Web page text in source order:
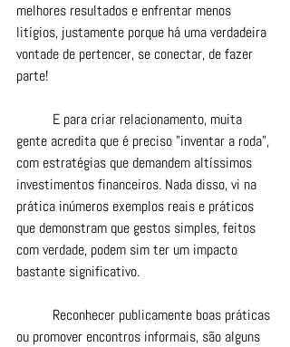
melhores resultados e enfrentar menos
litígios, justamente porque há uma verdadeira
vontade de pertencer, se conectar, de fazer
parte!
gente acredita que é preciso "inventar a roda",
com estratégias que demandem altíssimos
investimentos financeiros. Nada disso, vi na
prática inúmeros exemplos reais e práticos
que demonstram que gestos simples, feitos
com verdade, podem sim ter um impacto
bastante significativo.
ou promover encontros informais, são alguns